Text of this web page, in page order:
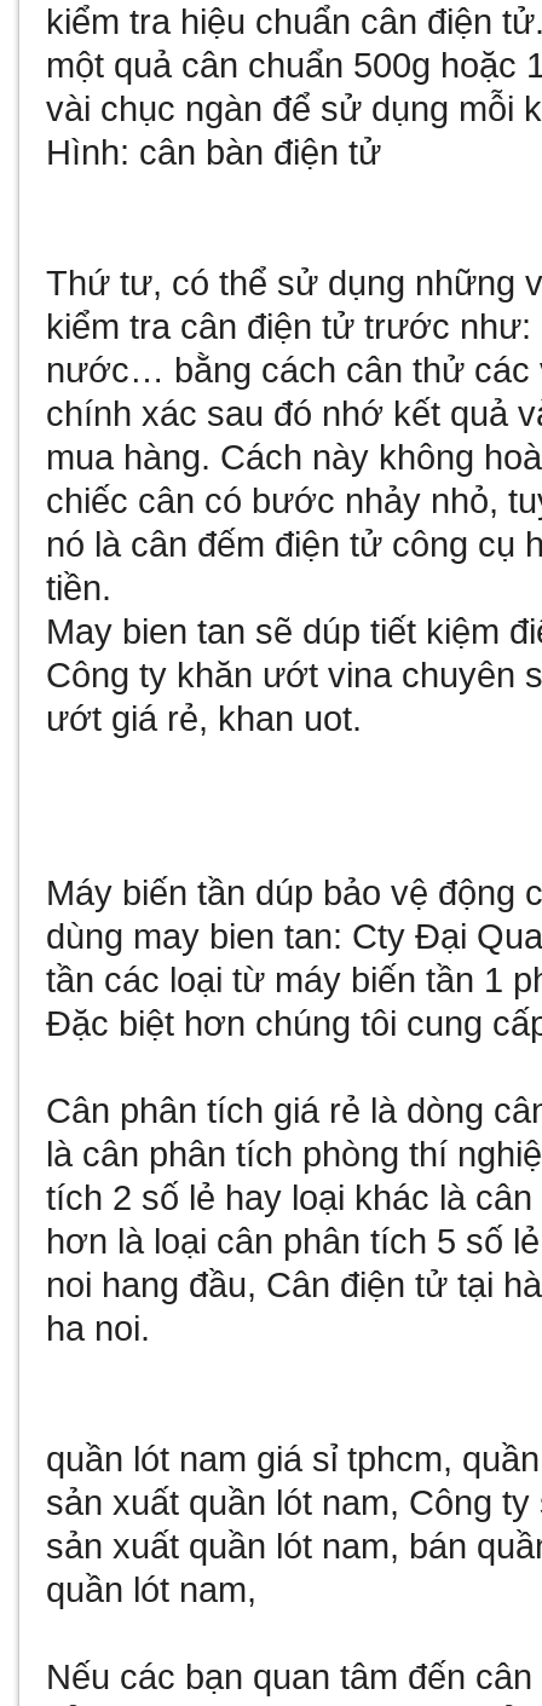
kiểm tra hiệu chuẩn cân điện
một quả cân chuẩn 500g hoặc
vài chục ngàn để sử dụng mỗi
Hình: cân bàn điện tử
Thứ tư, có thể sử dụng những
kiểm tra cân điện tử trước
nước… bằng cách cân thử các
chính xác sau đó nhớ kết quả
mua hàng. Cách này không
chiếc cân có bước nhảy nhỏ,
nó là cân đếm điện tử công cụ
tiền.
May bien tan sẽ dúp tiết kiệm
Công ty khăn ướt vina chuyên
ướt giá rẻ, khan uot.
Máy biến tần dúp bảo vệ động
dùng may bien tan: Cty Đại
tần các loại từ máy biến tần 1
Đặc biệt hơn chúng tôi cung
Cân phân tích giá rẻ là dòng
là cân phân tích phòng thí
tích 2 số lẻ hay loại khác là cân
hơn là loại cân phân tích 5 số lẻ
noi hang đầu, Cân điện tử tại
ha noi.
quần lót nam giá sỉ tphcm,
sản xuất quần lót nam, Công ty
sản xuất quần lót nam, bán
quần lót nam,
Nếu các bạn quan tâm đến cân